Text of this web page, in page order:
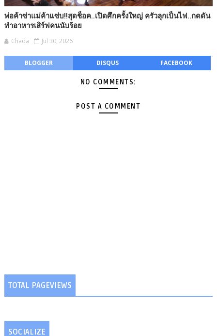
พ่อค้าซ่าแม่ค้าแซ่บ!!สุดช็อค..เปิดศึกครั้งใหญ่ ครัวลุกเป็นไฟ..กดดัน
ทำอาหารเสิร์ฟคนนับร้อย
Chada Jul 30, 2026
BLOGGER DISQUS FACEBOOK
NO COMMENTS:
POST A COMMENT
TOTAL PAGEVIEWS
SOCIALIZE